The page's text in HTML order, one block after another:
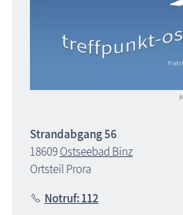
Strandabgang 56
18609Ostseebad Binz
Ortsteil Prora
Notruf: 112